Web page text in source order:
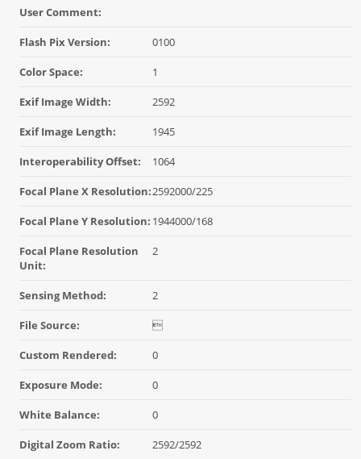
User Comment:
Flash Pix Version: 0100
Color Space: 1
Exif Image Width: 2592
Exif Image Length: 1945
Interoperability Offset: 1064
Focal Plane X Resolution:2592000/225
Focal Plane Y Resolution: 1944000/168
Focal Plane Resolution
Unit:
2
Sensing Method: 2
File Source: 
Custom Rendered: 0
Exposure Mode: 0
White Balance: 0
Digital Zoom Ratio: 2592/2592